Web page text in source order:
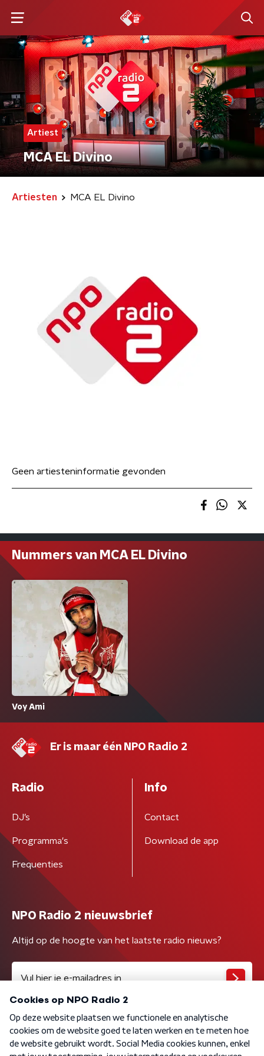
Artiest
MCA EL Divino
Artiesten MCA EL Divino
Geen artiesteninformatie gevonden
Nummers van MCA EL Divino
Voy Ami
Er is maar één NPO Radio 2
Radio
DJ’s
Programma's
Frequenties
Info
Contact
Download de app
NPO Radio 2 nieuwsbrief
Altijd op de hoogte van het laatste radio nieuws?
Algemene voorwaarden